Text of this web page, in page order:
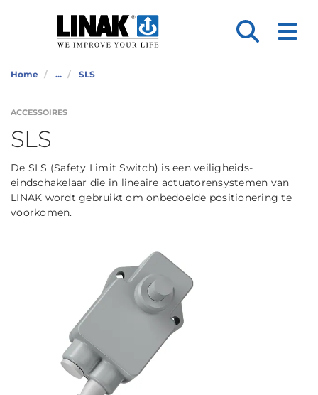
Home ... SLS
ACCESSOIRES
SLS
De SLS (Safety Limit Switch) is een veiligheids-
eindschakelaar die in lineaire actuatorensystemen van
LINAK wordt gebruikt om onbedoelde positionering te
voorkomen.